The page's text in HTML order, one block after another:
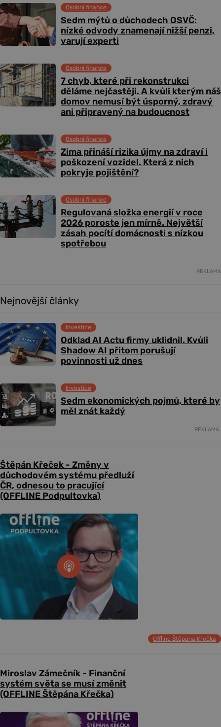
Sedm mýtů o důchodech OSVČ:
nízké odvody znamenají nižší penzi,
varují experti
Osobní finance
7 chyb, které při rekonstrukci
děláme nejčastěji. A kvůli kterým náš
domov nemusí být úsporný, zdravý
ani připravený na budoucnost
Osobní finance
Zima přináší rizika újmy na zdraví i
poškození vozidel. Která z nich
pokryje pojištění?
Osobní finance
Regulovaná složka energií v roce
2026 poroste jen mírně. Největší
zásah pocítí domácnosti s nízkou
spotřebou
Osobní finance
REKLAMA
Nejnovější články
Odklad AI Actu firmy uklidnil. Kvůli
Shadow AI přitom porušují
povinnosti už dnes
Investice
Sedm ekonomických pojmů, které by
měl znát každý
Investice
REKLAMA
Štěpán Křeček - Změny v
důchodovém systému předluží
ČR, odnesou to pracující
(OFFLINE Podpultovka)
Offline Štěpána Křečka
Miroslav Zámečník - Finanční
systém světa se musí změnit
(OFFLINE Štěpána Křečka)